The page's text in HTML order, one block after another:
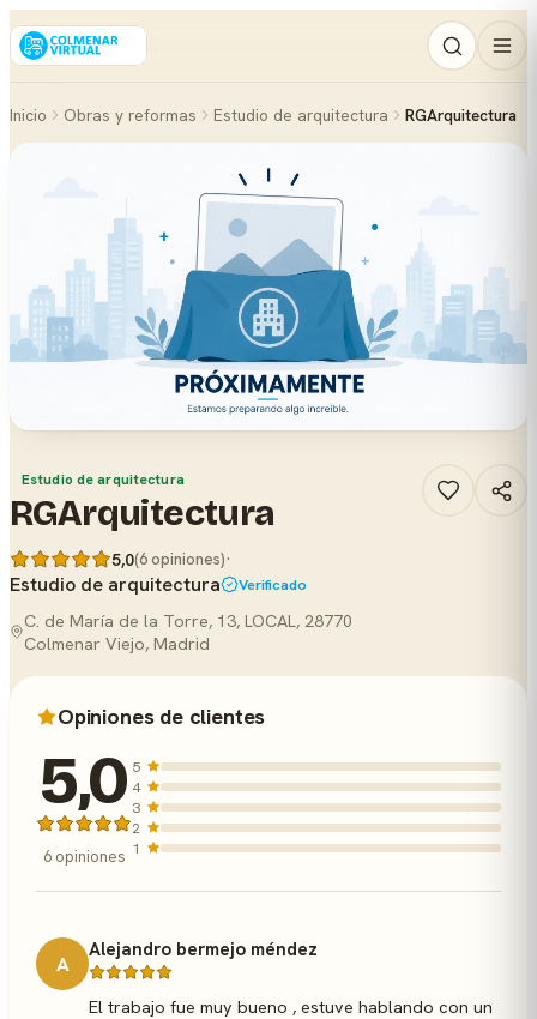
Inicio Obras y reformas Estudio de arquitectura RGArquitectura
Estudio de arquitectura
RGArquitectura
5,0(6 opiniones)·
Estudio de arquitectura
Verificado
C. de María de la Torre, 13, LOCAL, 28770
Colmenar Viejo, Madrid
Opiniones de clientes
5,0
6 opiniones
5
4
3
2
1
A
Alejandro bermejo méndez
El trabajo fue muy bueno , estuve hablando con un